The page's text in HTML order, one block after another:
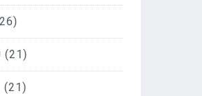
(21)
(21)